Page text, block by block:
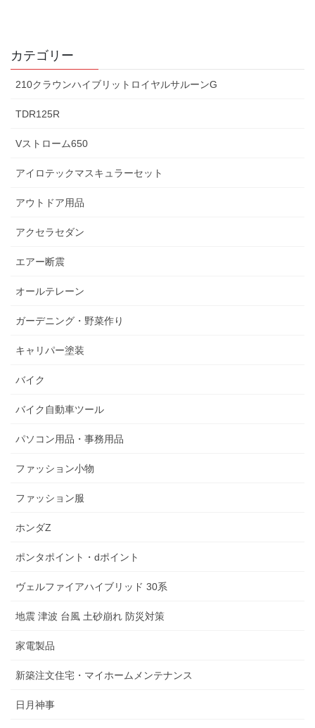
カテゴリー
210クラウンハイブリットロイヤルサルーンG
TDR125R
Vストローム650
アイロテックマスキュラーセット
アウトドア用品
アクセラセダン
エアー断震
オールテレーン
ガーデニング・野菜作り
キャリパー塗装
バイク
バイク自動車ツール
パソコン用品・事務用品
ファッション小物
ファッション服
ホンダZ
ポンタポイント・dポイント
ヴェルファイアハイブリッド 30系
地震 津波 台風 土砂崩れ 防災対策
家電製品
新築注文住宅・マイホームメンテナンス
日月神事